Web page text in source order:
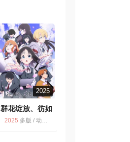
2025
群花绽放、彷如
修罗
7.0
2025 多版 / 动画 / 群花绽放、彷如修罗